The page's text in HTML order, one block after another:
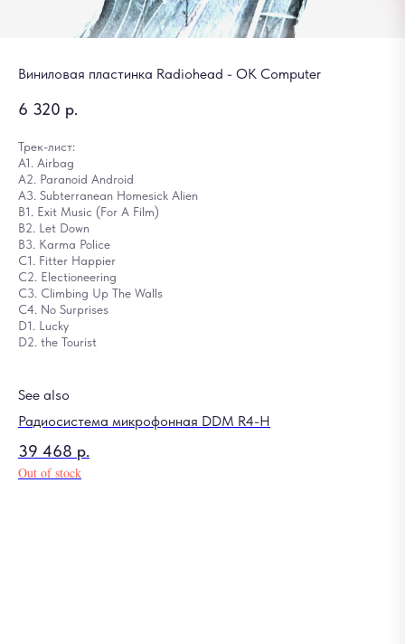
Виниловая пластинка Radiohead - OK Computer
6 320 р.
Трек-лист:
A1. Airbag
A2. Paranoid Android
A3. Subterranean Homesick Alien
B1. Exit Music (For A Film)
B2. Let Down
B3. Karma Police
C1. Fitter Happier
C2. Electioneering
C3. Climbing Up The Walls
C4. No Surprises
D1. Lucky
D2. the Tourist
See also
Радиосистема микрофонная DDM R4-H
39 468 р.
Out of stock